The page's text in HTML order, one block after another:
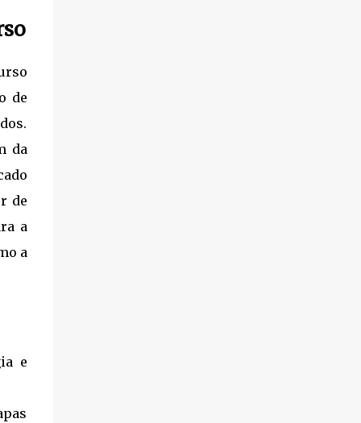
de
da
de
a
a
e